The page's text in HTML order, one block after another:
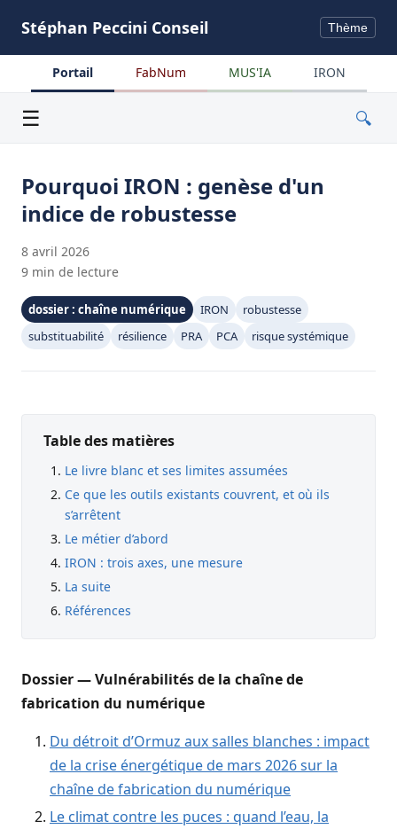
Stéphan Peccini Conseil Thème
Portail FabNum MUS'IA IRON
☰ 🔍
Pourquoi IRON : genèse d'un
indice de robustesse
8 avril 2026
9 min de lecture
dossier : chaîne numérique IRON
robustesse
substituabilité
résilience PRA PCA risque systémique
Table des matières
Le livre blanc et ses limites assumées
Ce que les outils existants couvrent, et où ils
s’arrêtent
Le métier d’abord
IRON : trois axes, une mesure
La suite
Références
Dossier — Vulnérabilités de la chaîne de
fabrication du numérique
Du détroit d’Ormuz aux salles blanches : impact
de la crise énergétique de mars 2026 sur la
chaîne de fabrication du numérique
Le climat contre les puces : quand l’eau, la